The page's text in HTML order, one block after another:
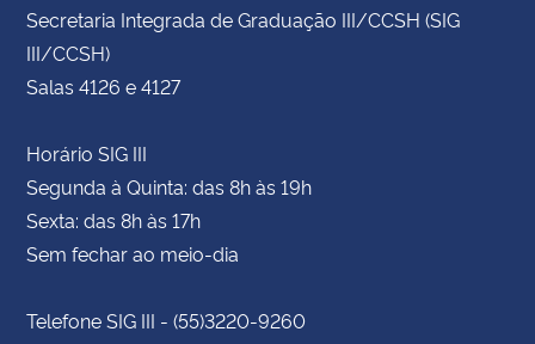
Secretaria Integrada de Graduação III/CCSH (SIG
III/CCSH)
Salas 4126 e 4127
Horário SIG III
Segunda à Quinta: das 8h às 19h
Sexta: das 8h às 17h
Sem fechar ao meio-dia
Telefone SIG III - (55)3220-9260